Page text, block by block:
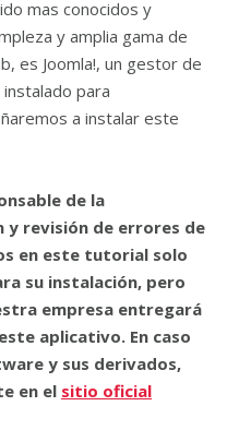
mas conocidos y
y amplia gama de
es Joomla!, un gestor de
para
a instalar este
de la
y revisión de errores de
en este tutorial solo
su instalación, pero
empresa entregará
aplicativo. En caso
y sus derivados,
en el sitio oficial